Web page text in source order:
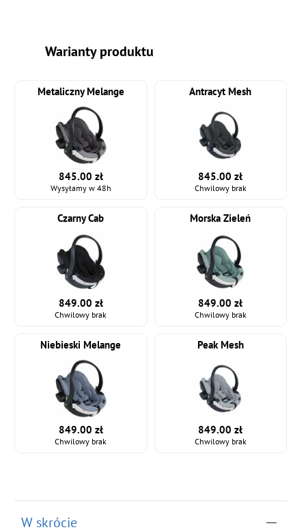
Warianty produktu
Metaliczny Melange
845.00 zł
Wysyłamy w 48h
Antracyt Mesh
845.00 zł
Chwilowy brak
Czarny Cab
849.00 zł
Chwilowy brak
Morska Zieleń
849.00 zł
Chwilowy brak
Niebieski Melange
849.00 zł
Chwilowy brak
Peak Mesh
849.00 zł
Chwilowy brak
W skrócie